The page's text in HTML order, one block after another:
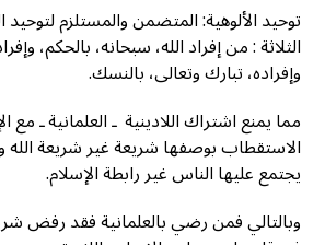
توحيد الألوهية: المتضمن والمستلزم لتوحيد
الثلاثة : من إفراد الله، سبحانه، بالحكم،
وإفراده، تبارك وتعالى، بالنسك.
مما يمنع اشتراك اللادينية ـ العلمانية ـ مع
الاستقطاب بوصفها شريعة غير شريعة الله
يجتمع عليها الناس غير رابطة الإسلام.
وبالتالي فمن رضي بالعلمانية فقد رفض